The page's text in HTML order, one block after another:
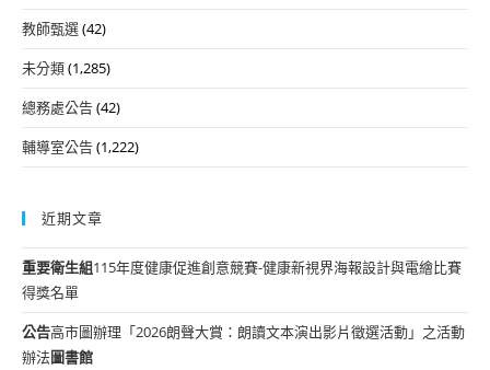
教師甄選(42)
未分類(1,285)
總務處公告(42)
輔導室公告(1,222)
近期文章
重要衛生組115年度健康促進創意競賽-健康新視界海報設計與電繪比賽
得獎名單
公告高市圖辦理「2026朗聲大賞：朗讀文本演出影片徵選活動」之活動
辦法圖書館